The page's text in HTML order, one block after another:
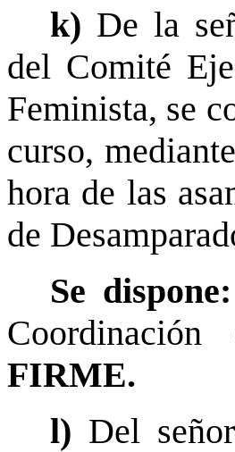
k) De la
del Comité
Feminista, se
curso,
hora de las
de
Se dispone:
Coordinación
FIRME.
l) Del